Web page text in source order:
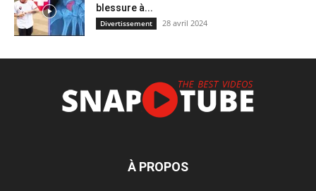
blessure à...
Divertissement 28 avril 2024
À PROPOS